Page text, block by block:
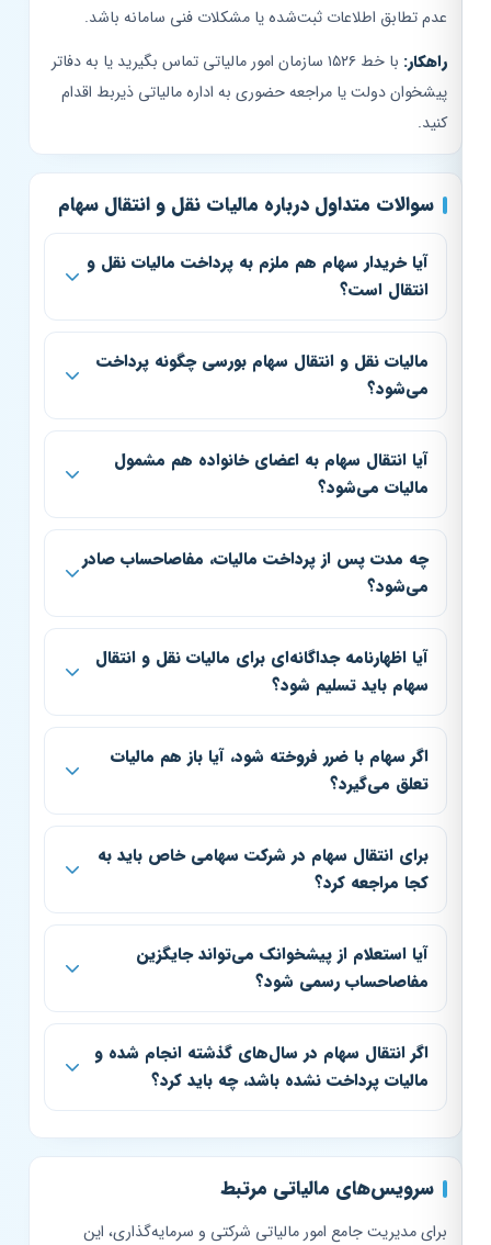
عدم تطابق اطلاعات ثبت‌شده یا مشکلات فنی سامانه باشد.
راهکار:
با خط ۱۵۲۶ سازمان امور مالیاتی تماس بگیرید یا به دفاتر
پیشخوان دولت یا مراجعه حضوری به اداره مالیاتی ذیربط اقدام
کنید.
سوالات متداول درباره مالیات نقل و انتقال سهام
آیا خریدار سهام هم ملزم به پرداخت مالیات نقل و
انتقال است؟
مالیات نقل و انتقال سهام بورسی چگونه پرداخت
می‌شود؟
آیا انتقال سهام به اعضای خانواده هم مشمول
مالیات می‌شود؟
چه مدت پس از پرداخت مالیات، مفاصاحساب صادر
می‌شود؟
آیا اظهارنامه جداگانه‌ای برای مالیات نقل و انتقال
سهام باید تسلیم شود؟
اگر سهام با ضرر فروخته شود، آیا باز هم مالیات
تعلق می‌گیرد؟
برای انتقال سهام در شرکت سهامی خاص باید به
کجا مراجعه کرد؟
آیا استعلام از پیشخوانک می‌تواند جایگزین
مفاصاحساب رسمی شود؟
اگر انتقال سهام در سال‌های گذشته انجام شده و
مالیات پرداخت نشده باشد، چه باید کرد؟
سرویس‌های مالیاتی مرتبط
برای مدیریت جامع امور مالیاتی شرکتی و سرمایه‌گذاری، این